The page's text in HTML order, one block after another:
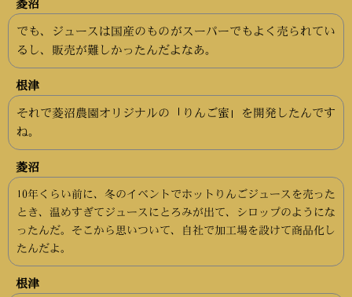
菱沼
でも、ジュースは国産のものがスーパーでもよく売られてい
るし、販売が難しかったんだよなあ。
根津
それで菱沼農園オリジナルの「りんご蜜」を開発したんです
ね。
菱沼
10年くらい前に、冬のイベントでホットりんごジュースを売った
とき、温めすぎてジュースにとろみが出て、シロップのようにな
ったんだ。そこから思いついて、自社で加工場を設けて商品化し
たんだよ。
根津